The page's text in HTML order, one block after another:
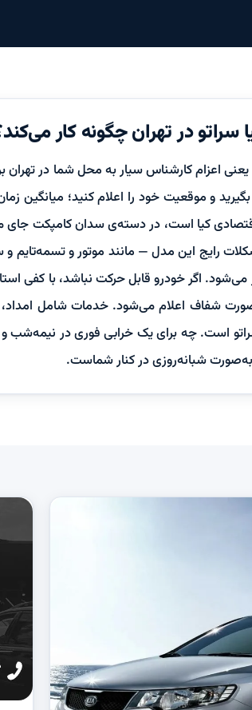
سراتو در تهران چگونه کار
یعنی اعزام کارشناس سیار به محل شما در
کیا است، در دسته‌ی سدان کامپکت
رایج این مدل — مانند موتور و
اگر خودرو قابل حرکت نباشد، با کفی
شفاف اعلام می‌شود. خدمات شامل امداد،
است. چه برای یک خرابی فوری در نیمه‌شب